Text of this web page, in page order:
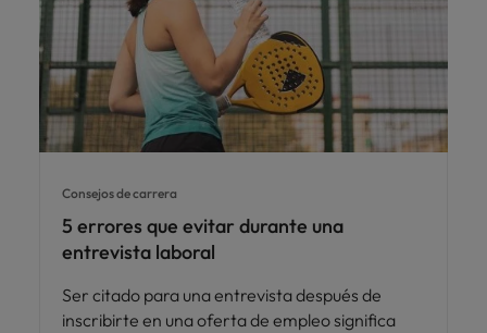
Consejos de carrera
5 errores que evitar durante una
entrevista laboral
Ser citado para una entrevista después de
inscribirte en una oferta de empleo significa